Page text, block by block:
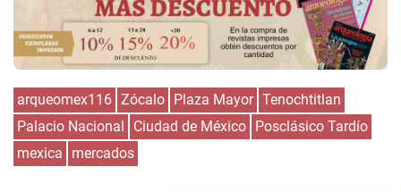
arqueomex116 Zócalo Plaza Mayor Tenochtitlan
Palacio Nacional
Ciudad de México
Posclásico Tardío
mexica
mercados